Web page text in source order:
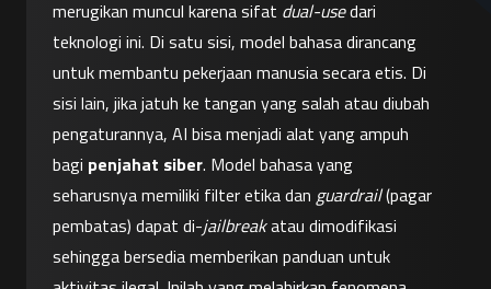
merugikan muncul karena sifat dual-use dari
teknologi ini. Di satu sisi, model bahasa dirancang
untuk membantu pekerjaan manusia secara etis. Di
sisi lain, jika jatuh ke tangan yang salah atau diubah
pengaturannya, AI bisa menjadi alat yang ampuh
bagi penjahat siber. Model bahasa yang
seharusnya memiliki filter etika dan guardrail (pagar
pembatas) dapat di-jailbreak atau dimodifikasi
sehingga bersedia memberikan panduan untuk